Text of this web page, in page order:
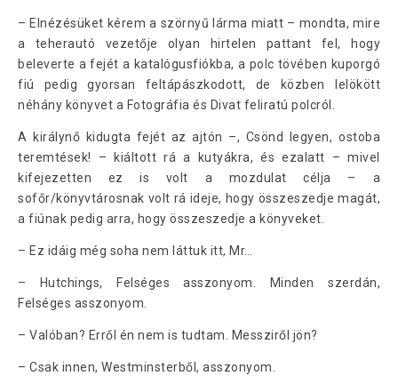
– Elnézésüket kérem a szörnyű lárma miatt – mondta, mire
a teherautó vezetője olyan hirtelen pattant fel, hogy
beleverte a fejét a katalógusfiókba, a polc tövében kuporgó
fiú pedig gyorsan feltápászkodott, de közben lelökött
néhány könyvet a Fotográfia és Divat feliratú polcról.
A királynő kidugta fejét az ajtón –, Csönd legyen, ostoba
teremtések! – kiáltott rá a kutyákra, és ezalatt – mivel
kifejezetten ez is volt a mozdulat célja – a
sofőr/könyvtárosnak volt rá ideje, hogy összeszedje magát,
a fiúnak pedig arra, hogy összeszedje a könyveket.
– Ez idáig még soha nem láttuk itt, Mr…
– Hutchings, Felséges asszonyom. Minden szerdán,
Felséges asszonyom.
– Valóban? Erről én nem is tudtam. Messziről jön?
– Csak innen, Westminsterből, asszonyom.